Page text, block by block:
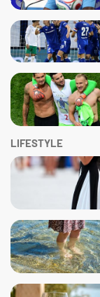
LIFESTYLE